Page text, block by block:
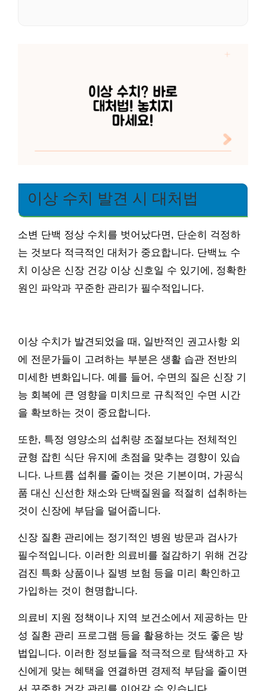
이상 수치 발견 시 대처법
소변 단백 정상 수치를 벗어났다면, 단순히 걱정하
는 것보다 적극적인 대처가 중요합니다. 단백뇨 수
치 이상은 신장 건강 이상 신호일 수 있기에, 정확한
원인 파악과 꾸준한 관리가 필수적입니다.
이상 수치가 발견되었을 때, 일반적인 권고사항 외
에 전문가들이 고려하는 부분은 생활 습관 전반의
미세한 변화입니다. 예를 들어, 수면의 질은 신장 기
능 회복에 큰 영향을 미치므로 규칙적인 수면 시간
을 확보하는 것이 중요합니다.
또한, 특정 영양소의 섭취량 조절보다는 전체적인
균형 잡힌 식단 유지에 초점을 맞추는 경향이 있습
니다. 나트륨 섭취를 줄이는 것은 기본이며, 가공식
품 대신 신선한 채소와 단백질원을 적절히 섭취하는
것이 신장에 부담을 덜어줍니다.
신장 질환 관리에는 정기적인 병원 방문과 검사가
필수적입니다. 이러한 의료비를 절감하기 위해 건강
검진 특화 상품이나 질병 보험 등을 미리 확인하고
가입하는 것이 현명합니다.
의료비 지원 정책이나 지역 보건소에서 제공하는 만
성 질환 관리 프로그램 등을 활용하는 것도 좋은 방
법입니다. 이러한 정보들을 적극적으로 탐색하고 자
신에게 맞는 혜택을 연결하면 경제적 부담을 줄이면